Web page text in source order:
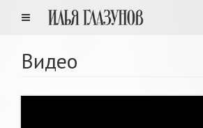
Видео